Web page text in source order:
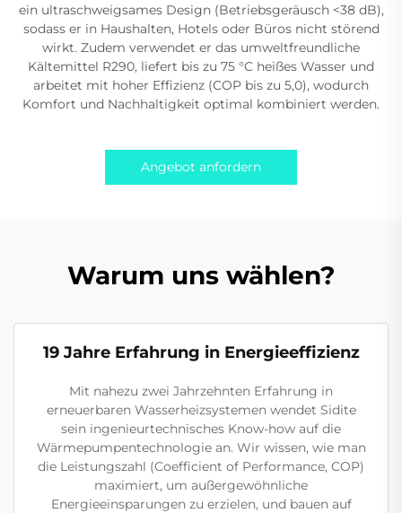
ein ultraschweigsames Design (Betriebsgeräusch <38 dB),
sodass er in Haushalten, Hotels oder Büros nicht störend
wirkt. Zudem verwendet er das umweltfreundliche
Kältemittel R290, liefert bis zu 75 °C heißes Wasser und
arbeitet mit hoher Effizienz (COP bis zu 5,0), wodurch
Komfort und Nachhaltigkeit optimal kombiniert werden.
Angebot anfordern
Warum uns wählen?
19 Jahre Erfahrung in Energieeffizienz
Mit nahezu zwei Jahrzehnten Erfahrung in
erneuerbaren Wasserheizsystemen wendet Sidite
sein ingenieurtechnisches Know-how auf die
Wärmepumpentechnologie an. Wir wissen, wie man
die Leistungszahl (Coefficient of Performance, COP)
maximiert, um außergewöhnliche
Energieeinsparungen zu erzielen, und bauen auf